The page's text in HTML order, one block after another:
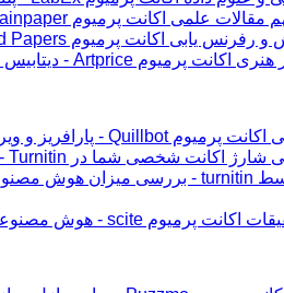
اکانت پرمیوم Explainpaper - همراه هوشمند تو برای فهم مقالات علمی
اکانت پرمیوم Connected Papers - نقشه بصری پژوهش و رفرنس یابی
اکانت پرمیوم Artprice - دیتابیس جهانی قیمت ‌گذاری آثار هنری
اکانت پرمیوم Quillbot - پارافریز و ویرایش متون انگلیسی
شارژ اکانت شخصی شما در Turnitin - برسی سرقت ادبی
اکانت پرمیوم scite - هوش مصنوعی برای پژوهش و تحقیقات